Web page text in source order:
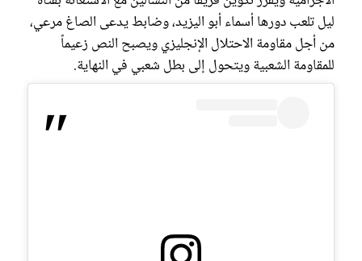
ليل تلعب دورها أسماء أبو اليزيد، وضابط يدعى الصاغ مرعي،
من أجل مقاومة الاحتلال الإنجليزي ويصبح النص زعيماً
للمقاومة الشعبية ويتحول إلى بطل شعبي في النهاية.